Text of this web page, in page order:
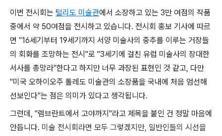
이번 전시회는 털리도 미술관에서 소장하고 있는 3만 여점의 작품
중에서 약 50여점을 전시하고 있습니다. 전시회 홍보 기사에 따르
면 "16세기부터 19세기까지 서양 미술사의 중추를 이루는 거장들
의 회화를 조망하는 전시"로 "3세기에 걸친 유럽 미술사의 장대한
서사를 총망라"한다고 하지만 너무 과장된 표현인 것 같고, 다만
"미국 오하이오주 톨레도 미술관의 소장품을 국내에 처음 엄선해
선보인다"는 점은 의미가 있다고 생각됩니다.
그런데, "렘브란트에서 고야까지"라고 제목을 붙인 건 정말 마음에
안듭니다. 미술 전시회라면 모두 그렇겠지만, 일반인들의 시선을